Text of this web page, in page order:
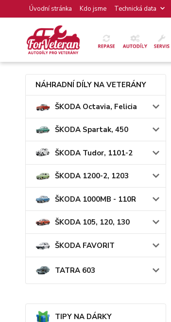
Úvodní stránka Kdo jsme Technická data
NÁHRADNÍ DÍLY NA VETERÁNY
ŠKODA Octavia, Felicia
ŠKODA Spartak, 450
ŠKODA Tudor, 1101-2
ŠKODA 1200-2, 1203
ŠKODA 1000MB - 110R
ŠKODA 105, 120, 130
ŠKODA FAVORIT
TATRA 603
TIPY NA DÁRKY